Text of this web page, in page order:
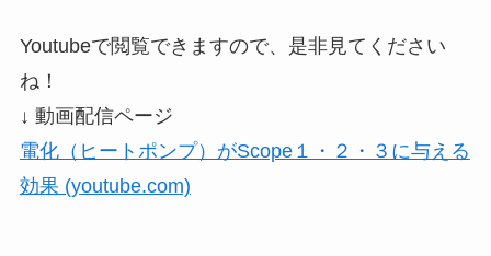
Youtubeで閲覧できますので、是非見てください
ね！
↓ 動画配信ページ
電化（ヒートポンプ）がScope１・２・３に与える
効果 (youtube.com)